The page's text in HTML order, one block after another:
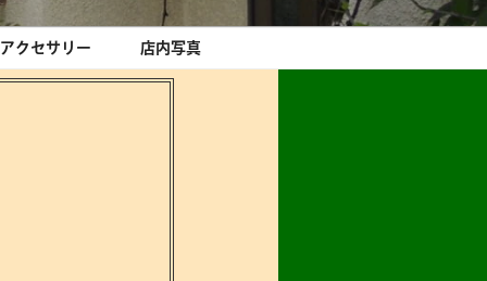
アクセサリー 店内写真